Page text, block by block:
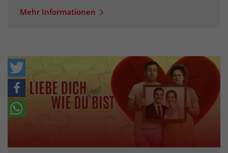
Mehr Informationen